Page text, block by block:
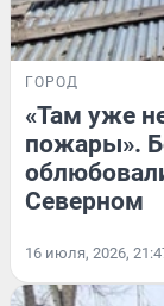
ГОРОД
«Там уже
пожары».
Северном
16 июля, 2026,